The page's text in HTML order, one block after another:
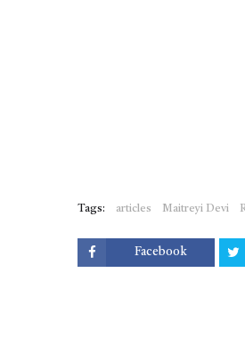
Tags: articles Maitreyi Devi
Facebook